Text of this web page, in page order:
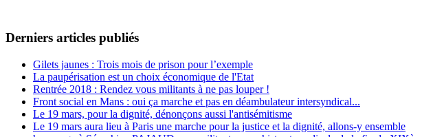
Derniers articles publiés
Gilets jaunes : Trois mois de prison pour l’exemple
La paupérisation est un choix économique de l'Etat
Rentrée 2018 : Rendez vous militants à ne pas louper !
Front social en Mans : oui ça marche et pas en déambulateur intersyndical...
Le 19 mars, pour la dignité, dénonçons aussi l'antisémitisme
Le 19 mars aura lieu à Paris une marche pour la justice et la dignité, allons-y ensemble